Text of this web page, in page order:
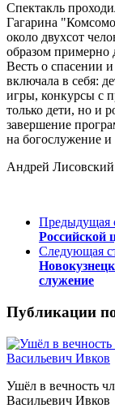
Спектакль
Гагарина
около двухсот
образом примерно
Весть о спасении
включала в себя:
игры, конкурсы с
только дети, но и
завершение
на богослужение
Андрей Лисовский
Предыдущая
Российской
Следующая
служение
Публикации
Ушёл в вечность
Васильевич Ивков